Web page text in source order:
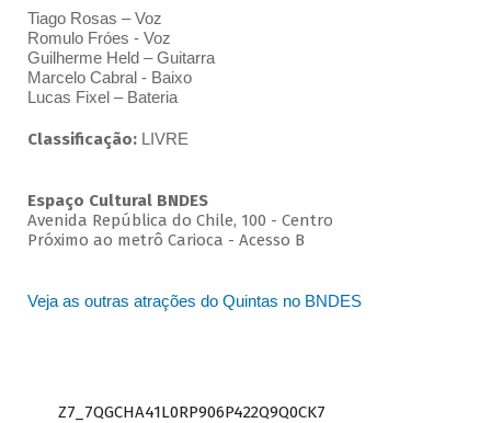
Tiago Rosas – Voz
Romulo Fróes - Voz
Guilherme Held – Guitarra
Marcelo Cabral - Baixo
Lucas Fixel – Bateria
Classificação: LIVRE
Espaço Cultural BNDES
Avenida República do Chile, 100 - Centro
Próximo ao metrô Carioca - Acesso B
Veja as outras atrações do Quintas no BNDES
Z7_7QGCHA41L0RP906P422Q9Q0CK7